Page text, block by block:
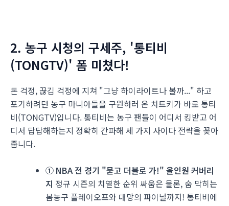
2. 농구 시청의 구세주, '통티비
(TONGTV)' 폼 미쳤다!
돈 걱정, 끊김 걱정에 지쳐 "그냥 하이라이트나 볼까..." 하고
포기하려던 농구 마니아들을 구원하러 온 치트키가 바로 통티
비(TONGTV)입니다. 통티비는 농구 팬들이 어디서 킹받고 어
디서 답답해하는지 정확히 간파해 세 가지 사이다 전략을 꽂아
줍니다.
① NBA 전 경기 "묻고 더블로 가!" 올인원 커버리
지 정규 시즌의 치열한 순위 싸움은 물론, 숨 막히는
봄농구 플레이오프와 대망의 파이널까지! 통티비에